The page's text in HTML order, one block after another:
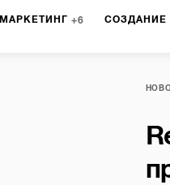
МАРКЕТИНГ 6 СОЗДАНИЕ
ИНТЕРНЕТ-
МОБИЛЬНАЯ РАЗРАБОТКА